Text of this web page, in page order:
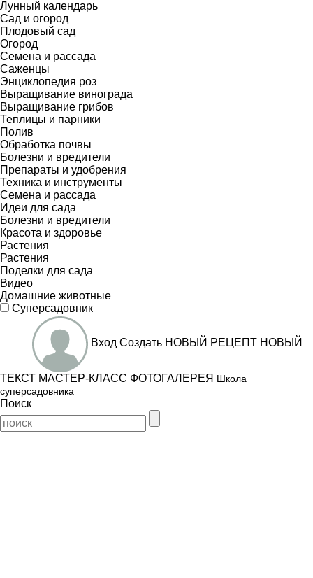
Лунный календарь
Сад и огород
Плодовый сад
Огород
Семена и рассада
Саженцы
Энциклопедия роз
Выращивание винограда
Выращивание грибов
Теплицы и парники
Полив
Обработка почвы
Болезни и вредители
Препараты и удобрения
Техника и инструменты
Семена и рассада
Идеи для сада
Болезни и вредители
Красота и здоровье
Растения
Растения
Поделки для сада
Видео
Домашние животные
Суперсадовник
Вход Создать НОВЫЙ РЕЦЕПТ НОВЫЙ
ТЕКСТ МАСТЕР-КЛАСС ФОТОГАЛЕРЕЯ Школа
суперсадовника
Поиск